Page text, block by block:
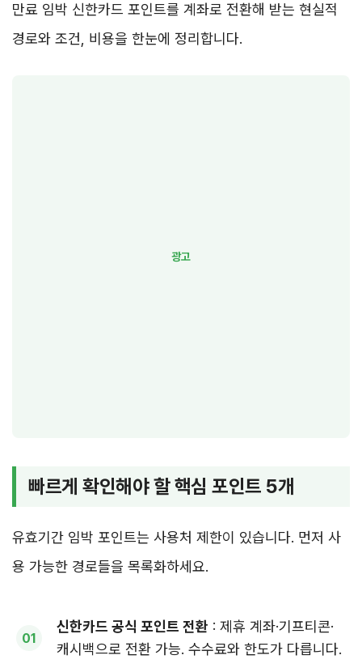
만료 임박 신한카드 포인트를 계좌로 전환해 받는 현실적
경로와 조건, 비용을 한눈에 정리합니다.
빠르게 확인해야 할 핵심 포인트 5개
유효기간 임박 포인트는 사용처 제한이 있습니다. 먼저 사
용 가능한 경로들을 목록화하세요.
신한카드 공식 포인트 전환 : 제휴 계좌·기프티콘·
캐시백으로 전환 가능. 수수료와 한도가 다릅니다.